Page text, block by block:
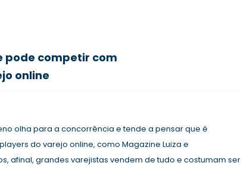
pode competir com
online
olha para a concorrência e tende a pensar que é
do varejo online, como Magazine Luiza e
afinal, grandes varejistas vendem de tudo e costumam ser